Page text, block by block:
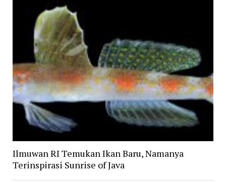
Ilmuwan RI Temukan Ikan Baru, Namanya
Terinspirasi Sunrise of Java